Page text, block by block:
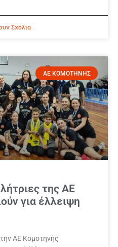
Σχόλια
ΑΕ ΚΟΜΟΤΗΝΗΣ
της ΑΕ
για έλλειψη
ΑΕ Κομοτηνής